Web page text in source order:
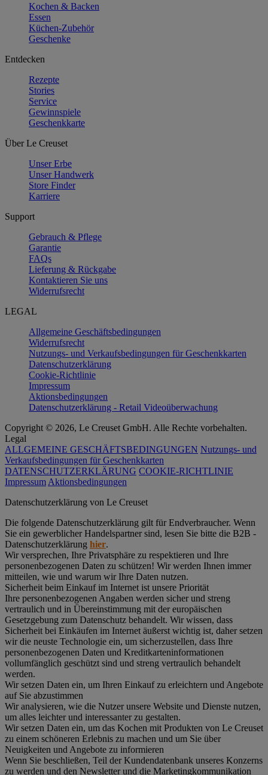
Kochen & Backen
Essen
Küchen-Zubehör
Geschenke
Entdecken
Rezepte
Stories
Service
Gewinnspiele
Geschenkkarte
Über Le Creuset
Unser Erbe
Unser Handwerk
Store Finder
Karriere
Support
Gebrauch & Pflege
Garantie
FAQs
Lieferung & Rückgabe
Kontaktieren Sie uns
Widerrufsrecht
LEGAL
Allgemeine Geschäftsbedingungen
Widerrufsrecht
Nutzungs- und Verkaufsbedingungen für Geschenkkarten
Datenschutzerklärung
Cookie-Richtlinie
Impressum
Aktionsbedingungen
Datenschutzerklärung - Retail Videoüberwachung
Copyright © 2026, Le Creuset GmbH. Alle Rechte vorbehalten.
Legal
ALLGEMEINE GESCHÄFTSBEDINGUNGEN Nutzungs- und
Verkaufsbedingungen für Geschenkkarten
DATENSCHUTZERKLÄRUNG COOKIE-RICHTLINIE
Impressum Aktionsbedingungen
Datenschutz­erklärung von Le Creuset
Die folgende Datenschutzerklärung gilt für Endverbraucher. Wenn
Sie ein gewerblicher Handelspartner sind, lesen Sie bitte die B2B -
Datenschutzerklärung hier.
Wir versprechen, Ihre Privatsphäre zu respektieren und Ihre
personenbezogenen Daten zu schützen! Wir werden Ihnen immer
mitteilen, wie und warum wir Ihre Daten nutzen.
Sicherheit beim Einkauf im Internet ist unsere Priorität
Ihre personenbezogenen Angaben werden sicher und streng
vertraulich und in Übereinstimmung mit der europäischen
Gesetzgebung zum Datenschutz behandelt. Wir wissen, dass
Sicherheit bei Einkäufen im Internet äußerst wichtig ist, daher setzen
wir die neuste Technologie ein, um sicherzustellen, dass Ihre
personenbezogenen Daten und Kreditkarteninformationen
vollumfänglich geschützt sind und streng vertraulich behandelt
werden.
Wir setzen Daten ein, um Ihren Einkauf zu erleichtern und Angebote
auf Sie abzustimmen
Wir analysieren, wie die Nutzer unsere Website und Dienste nutzen,
um alles leichter und interessanter zu gestalten.
Wir setzen Daten ein, um das Kochen mit Produkten von Le Creuset
zu einem schöneren Erlebnis zu machen und um Sie über
Neuigkeiten und Angebote zu informieren
Wenn Sie beschließen, Teil der Kundendatenbank unseres Konzerns
zu werden und den Newsletter und die Marketingkommunikation